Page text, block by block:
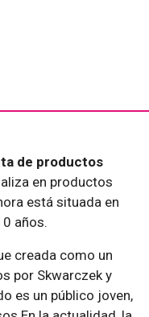
de productos
en productos
está situada en
años.
creada como un
por Skwarczek y
es un público joven,